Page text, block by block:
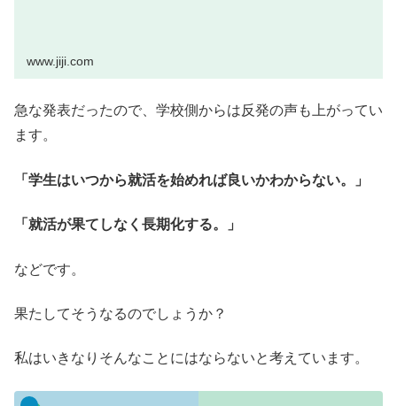
www.jiji.com
急な発表だったので、学校側からは反発の声も上がってい
ます。
「学生はいつから就活を始めれば良いかわからない。」
「就活が果てしなく長期化する。」
などです。
果たしてそうなるのでしょうか？
私はいきなりそんなことにはならないと考えています。